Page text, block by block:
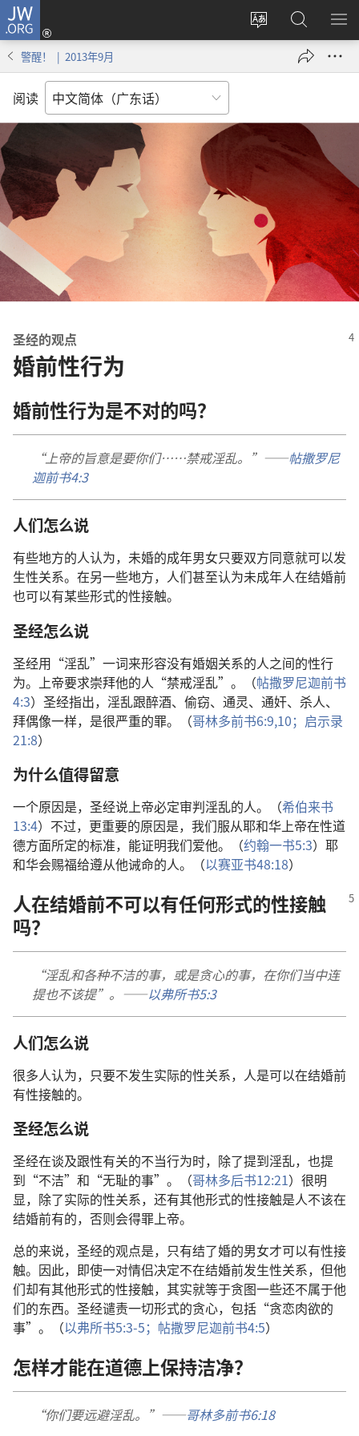
JW.ORG
更
言
登
录
（打
口）
搜
索
JW.ORG
显
警醒！ | 2013年9月
阅读
圣经的观点
婚前性行为
婚前性行为是不对的吗？
“上帝的旨意是要你们……禁戒淫乱。”——帖撒罗尼
迦前书4:3
人们怎么说
有些地方的人认为，未婚的成年男女只要双方同意就可以发
生性关系。在另一些地方，人们甚至认为未成年人在结婚前
也可以有某些形式的性接触。
圣经怎么说
圣经用“淫乱”一词来形容没有婚姻关系的人之间的性行
为。上帝要求崇拜他的人“禁戒淫乱”。（帖撒罗尼迦前书
4:3）圣经指出，淫乱跟醉酒、偷窃、通灵、通奸、杀人、
拜偶像一样，是很严重的罪。（哥林多前书6:9,10； 启示录
21:8）
为什么值得留意
一个原因是，圣经说上帝必定审判淫乱的人。（希伯来书
13:4）不过，更重要的原因是，我们服从耶和华上帝在性道
德方面所定的标准，能证明我们爱他。（约翰一书5:3）耶
和华会赐福给遵从他诫命的人。（以赛亚书48:18）
人在结婚前不可以有任何形式的性接触
吗？
“淫乱和各种不洁的事，或是贪心的事，在你们当中连
提也不该提”。——以弗所书5:3
人们怎么说
很多人认为，只要不发生实际的性关系，人是可以在结婚前
有性接触的。
圣经怎么说
圣经在谈及跟性有关的不当行为时，除了提到淫乱，也提
到“不洁”和“无耻的事”。（哥林多后书12:21）很明
显，除了实际的性关系，还有其他形式的性接触是人不该在
结婚前有的，否则会得罪上帝。
总的来说，圣经的观点是，只有结了婚的男女才可以有性接
触。因此，即使一对情侣决定不在结婚前发生性关系，但他
们却有其他形式的性接触，其实就等于贪图一些还不属于他
们的东西。圣经谴责一切形式的贪心，包括“贪恋肉欲的
事”。（以弗所书5:3-5； 帖撒罗尼迦前书4:5）
怎样才能在道德上保持洁净？
“你们要远避淫乱。”——哥林多前书6:18